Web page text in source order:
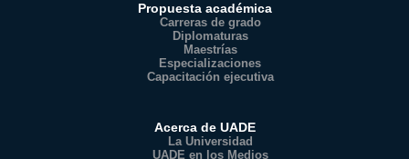
Propuesta académica
Carreras de grado
Diplomaturas
Maestrías
Especializaciones
Capacitación ejecutiva
Acerca de UADE
La Universidad
UADE en los Medios